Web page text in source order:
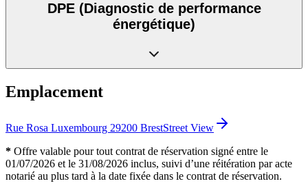
DPE (Diagnostic de performance
énergétique)
Emplacement
Rue Rosa Luxembourg 29200 BrestStreet View
* Offre valable pour tout contrat de réservation signé entre le
01/07/2026 et le 31/08/2026 inclus, suivi d’une réitération par acte
notarié au plus tard à la date fixée dans le contrat de réservation.